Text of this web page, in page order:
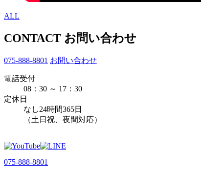
ALL
CONTACT お問い合わせ
075-888-8801 お問い合わせ
電話受付
08：30 ～ 17：30
定休日
なし24時間365日
（土日祝、夜間対応）
075-888-8801